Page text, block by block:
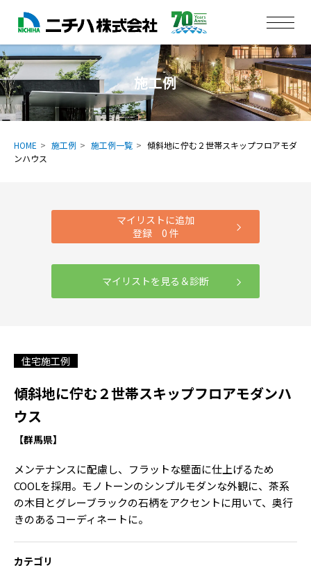
施工例
HOME 施工例 施工例一覧
傾斜地に佇む２世帯スキップフロアモダ
ンハウス
マイリストに追加
登録 0 件
マイリストを見る＆診断
住宅施工例
傾斜地に佇む２世帯スキップフロアモダンハ
ウス
【群馬県】
メンテナンスに配慮し、フラットな壁面に仕上げるため
COOLを採用。モノトーンのシンプルモダンな外観に、茶系
の木目とグレーブラックの石柄をアクセントに用いて、奥行
きのあるコーディネートに。
カテゴリ